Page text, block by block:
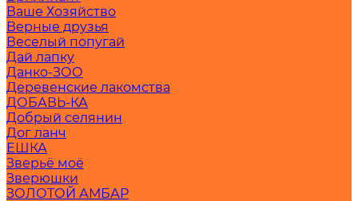
Ваше Хозяйство
Верные друзья
Веселый попугай
Дай лапку
Данко-ЗОО
Деревенские лакомства
ДОБАВЬ-КА
Добрый селянин
Дог ланч
ЕШКА
Зверьё моё
Зверюшки
ЗОЛОТОЙ АМБАР